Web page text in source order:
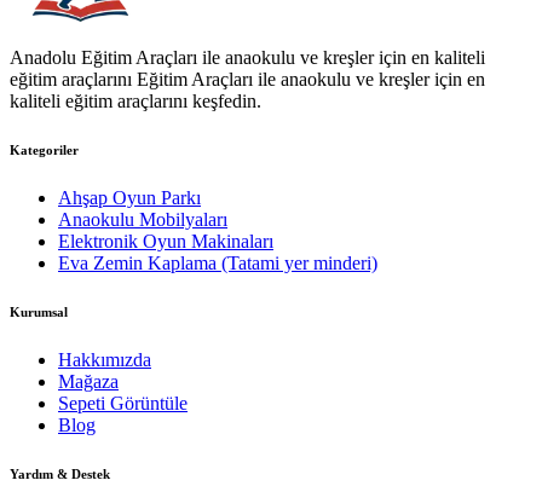
Anadolu Eğitim Araçları ile anaokulu ve kreşler için en kaliteli
eğitim araçlarını Eğitim Araçları ile anaokulu ve kreşler için en
kaliteli eğitim araçlarını keşfedin.
Kategoriler
Ahşap Oyun Parkı
Anaokulu Mobilyaları
Elektronik Oyun Makinaları
Eva Zemin Kaplama (Tatami yer minderi)
Kurumsal
Hakkımızda
Mağaza
Sepeti Görüntüle
Blog
Yardım & Destek